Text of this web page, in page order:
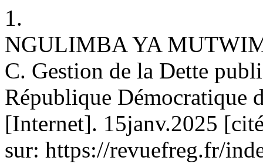
1.
NGULIMBA YA
C. Gestion de la Dette
République Démocratique
[Internet]. 15janv.2025
sur: https://revuefreg.fr/